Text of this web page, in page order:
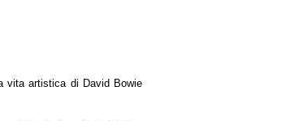
vita artistica di David Bowie